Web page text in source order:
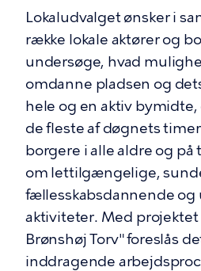
Lokaludvalget ønsker i
række lokale aktører og
undersøge, hvad
omdanne pladsen og
hele og en aktiv
de fleste af døgnets
borgere i alle aldre og
om lettilgængelige,
fællesskabsdannende og
aktiviteter. Med
Brønshøj Torv" foreslås
inddragende